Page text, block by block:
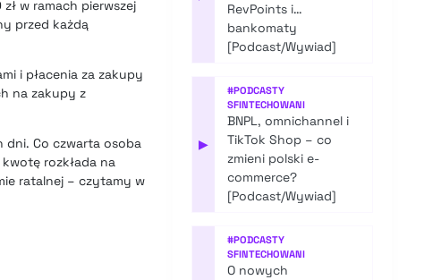
w ramach pierwszej
przed każdą
i płacenia za zakupy
na zakupy z
dni. Co czwarta osoba
rozkłada na
ratalnej – czytamy w
RevPoints i…
bankomaty
[Podcast/Wywiad]
▶
#PODCASTY
SFINTECHOWANI
BNPL, omnichannel i
TikTok Shop – co
zmieni polski e-
commerce?
[Podcast/Wywiad]
#PODCASTY
SFINTECHOWANI
O nowych